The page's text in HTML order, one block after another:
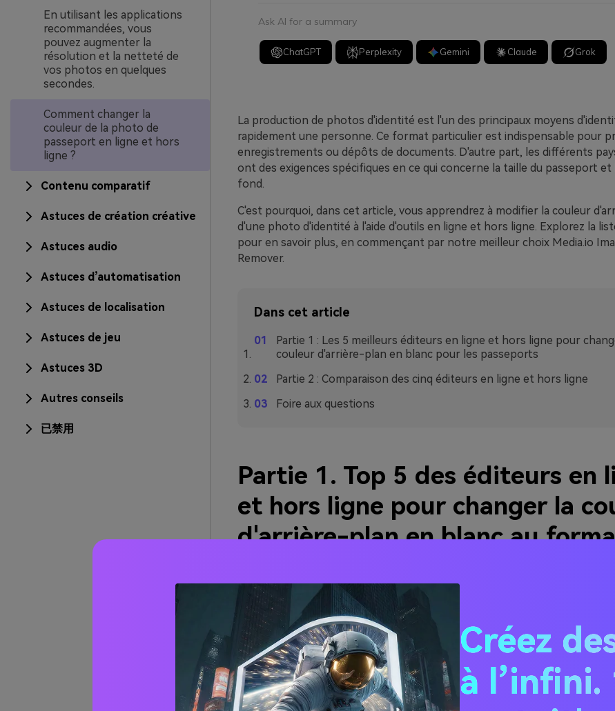
En utilisant les applications
recommandées, vous
pouvez augmenter la
résolution et la netteté de
vos photos en quelques
secondes.
Comment changer la
couleur de la photo de
passeport en ligne et hors
ligne ?
Contenu comparatif
Astuces de création créative
Astuces audio
Astuces d’automatisation
Astuces de localisation
Astuces de jeu
Astuces 3D
Autres conseils
已禁用
Ask AI for a summary
ChatGPT Perplexity Gemini Claude Grok
La production de photos d'identité est l'un des principaux moyens
rapidement une personne. Ce format particulier est indispensable pour
enregistrements ou dépôts de documents. D'autre part, les différents
ont des exigences spécifiques en ce qui concerne la taille du passeport et
fond.
C'est pourquoi, dans cet article, vous apprendrez à modifier la couleur
d'une photo d'identité à l'aide d'outils en ligne et hors ligne. Explorez la
pour en savoir plus, en commençant par notre meilleur choix Media.io
Remover.
Dans cet article
Partie 1 : Les 5 meilleurs éditeurs en ligne et hors ligne pour
couleur d'arrière-plan en blanc pour les passeports
Partie 2 : Comparaison des cinq éditeurs en ligne et hors ligne
Foire aux questions
Partie 1. Top 5 des éditeurs en
et hors ligne pour changer la
d'arrière-plan en blanc au
Si vous cherchez un outil rapide pour gérer votre classement de
meilleurs choix pour changer la couleur d'arrière-plan d'une photo
hors ligne.
1.Media.io Suppresseur d'image BG
Créez
à l’infini.